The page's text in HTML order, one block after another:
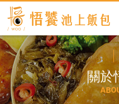
關於
ABO